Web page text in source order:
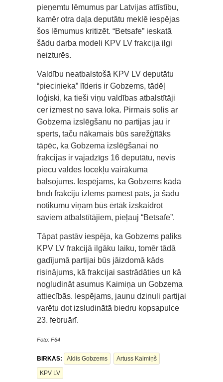
pieņemtu lēmumus par Latvijas attīstību,
kamēr otra daļa deputātu meklē iespējas
šos lēmumus kritizēt. “Betsafe” ieskatā
šādu darba modeli KPV LV frakcija ilgi
neizturēs.
Valdību neatbalstošā KPV LV deputātu
“piecinieka” līderis ir Gobzems, tādēļ
loģiski, ka tieši viņu valdības atbalstītāji
cer izmest no sava loka. Pirmais solis ar
Gobzema izslēgšanu no partijas jau ir
sperts, taču nākamais būs sarežģītāks
tāpēc, ka Gobzema izslēgšanai no
frakcijas ir vajadzīgs 16 deputātu, nevis
piecu valdes locekļu vairākuma
balsojums. Iespējams, ka Gobzems kādā
brīdī frakciju izlems pamest pats, ja šādu
notikumu viņam būs ērtāk izskaidrot
saviem atbalstītājiem, pieļauj “Betsafe”.
Tāpat pastāv iespēja, ka Gobzems paliks
KPV LV frakcijā ilgāku laiku, tomēr tādā
gadījumā partijai būs jāizdomā kāds
risinājums, kā frakcijai sastrādāties un kā
nogludināt asumus Kaimiņa un Gobzema
attiecībās. Iespējams, jaunu dzinuli partijai
varētu dot izsludinātā biedru kopsapulce
23. februārī.
Foto: F64
BIRKAS: Aldis Gobzems Artuss Kaimiņš
KPV LV